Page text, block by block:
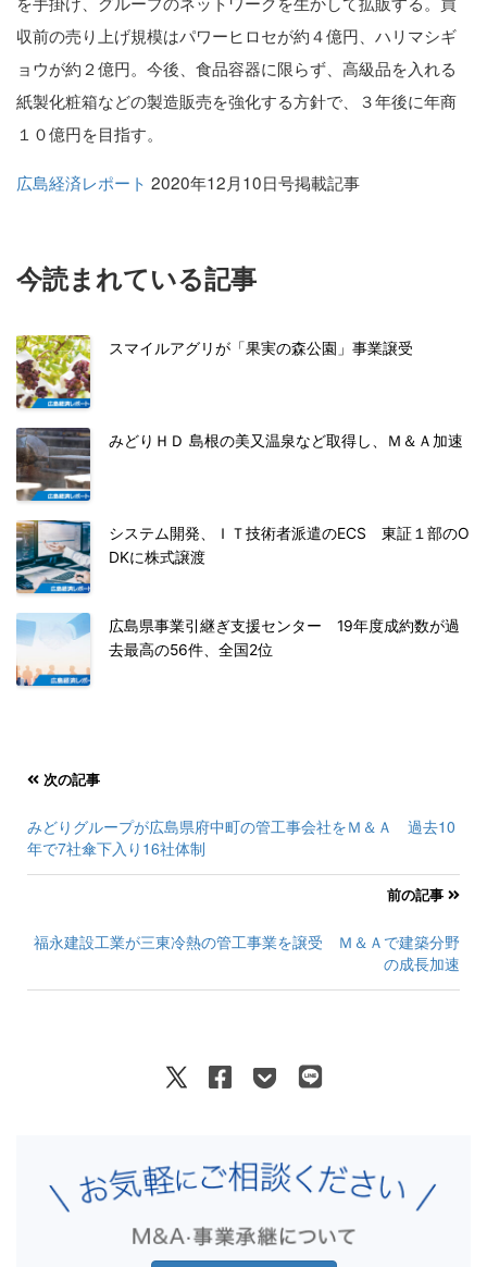
収前の売り上げ規模はパワーヒロセが約４億円、ハリマシギ
ョウが約２億円。今後、食品容器に限らず、高級品を入れる
紙製化粧箱などの製造販売を強化する方針で、３年後に年商
１０億円を目指す。
広島経済レポート 2020年12月10日号掲載記事
今読まれている記事
スマイルアグリが「果実の森公園」事業譲受
みどりＨＤ 島根の美又温泉など取得し、Ｍ＆Ａ加速
システム開発、ＩＴ技術者派遣のECS 東証１部のO
DKに株式譲渡
広島県事業引継ぎ支援センター 19年度成約数が過
去最高の56件、全国2位
次の記事
みどりグループが広島県府中町の管工事会社をＭ＆Ａ 過去10
年で7社傘下入り16社体制
前の記事
福永建設工業が三東冷熱の管工事業を譲受 Ｍ＆Ａで建築分野
の成長加速